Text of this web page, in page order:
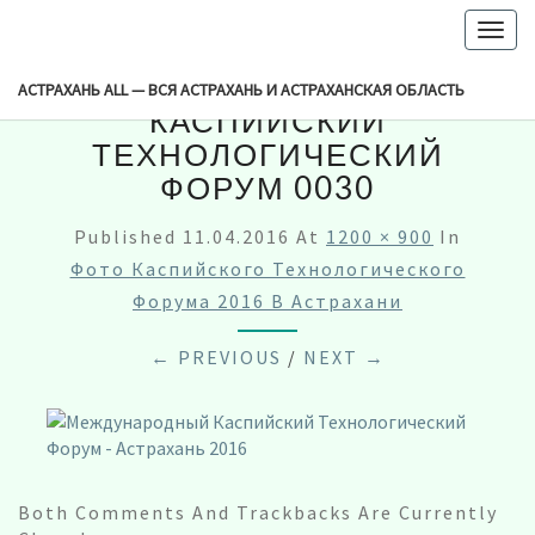
АСТРАХАНЬ ALL — ВСЯ АСТРАХАНЬ И АСТРАХАНСКАЯ ОБЛАСТЬ
МЕЖДУНАРОДНЫЙ
КАСПИЙСКИЙ
ТЕХНОЛОГИЧЕСКИЙ
ФОРУМ 0030
Published 11.04.2016 At 1200 × 900 In
Фото Каспийского Технологического
Форума 2016 В Астрахани
← PREVIOUS / NEXT →
Both Comments And Trackbacks Are Currently